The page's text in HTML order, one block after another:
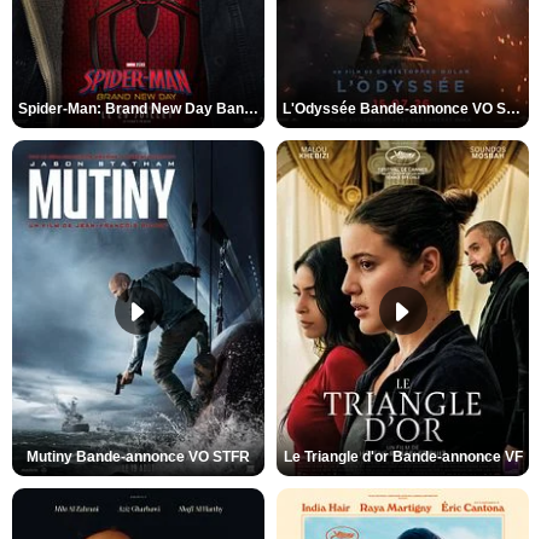
Spider-Man: Brand New Day Bande-annonce VO STFR L'Odyssée Bande-annonce VO STFR
Mutiny Bande-annonce VO STFR Le Triangle d'or Bande-annonce VF